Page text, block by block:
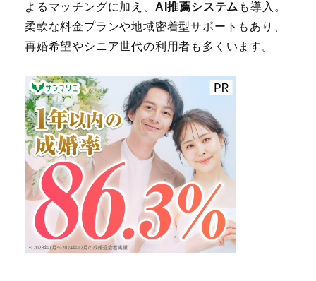
よるマッチングに加え、 AI推薦システム も導入。
柔軟な料金プランや地域密着型サポートもあり、
再婚希望やシニア世代の利用者も多くいます。